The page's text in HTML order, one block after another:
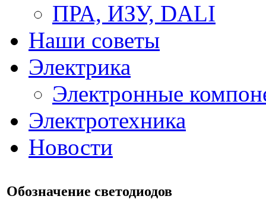
ПРА, ИЗУ, DALI
Наши советы
Электрика
Электронные
Электротехника
Новости
Обозначение светодиодов